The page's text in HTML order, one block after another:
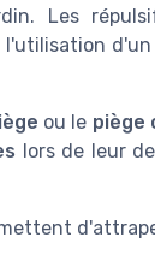
Les
l'utilisation d'un
ou le piège
lors de leur